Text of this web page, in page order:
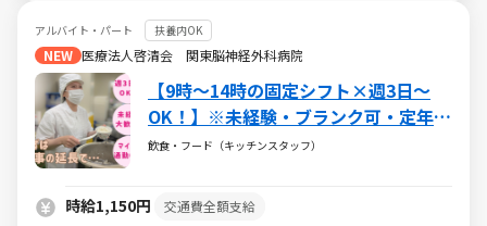
アルバイト・パート 扶養内OK
NEW 医療法人啓清会 関東脳神経外科病院
【9時～14時の固定シフト×週3日～
OK！】※未経験・ブランク可・定年制
なし※2025年11月に建て替えたばかり
インの病院での調理補助
飲食・フード（キッチンスタッフ）
時給1,150円 交通費全額支給